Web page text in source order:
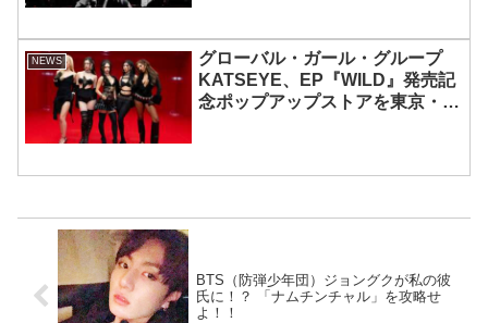
NEWS
グローバル・ガール・グループ
KATSEYE、EP『WILD』発売記
念ポップアップストアを東京・原
BTS（防弾少年団）ジョングクが私の彼
氏に！？ 「ナムチンチャル」を攻略せ
よ！！